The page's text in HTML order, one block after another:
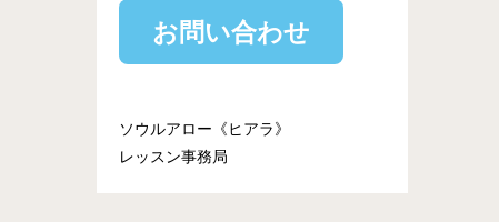
お問い合わせ
ソウルアロー《ヒアラ》
レッスン事務局